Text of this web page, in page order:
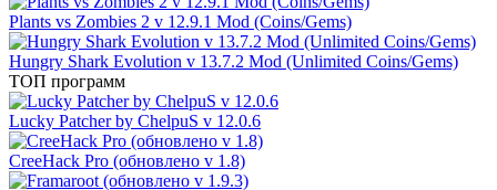
Plants vs Zombies 2 v 12.9.1 Mod (Coins/Gems)
Hungry Shark Evolution v 13.7.2 Mod (Unlimited Coins/Gems)
ТОП программ
Lucky Patcher by ChelpuS v 12.0.6
CreeHack Pro (обновлено v 1.8)